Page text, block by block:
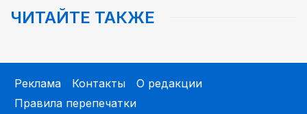
05:00
Библиотеки на новый лад
03:30
ЧИТАЙТЕ ТАКЖЕ
Реклама Контакты
О редакции
Правила перепечатки